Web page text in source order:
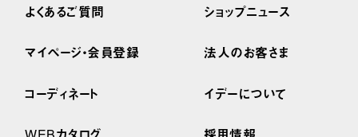
よくあるご質問
マイページ・会員登録
コーディネート
ショップニュース
法人のお客さま
イデーについて